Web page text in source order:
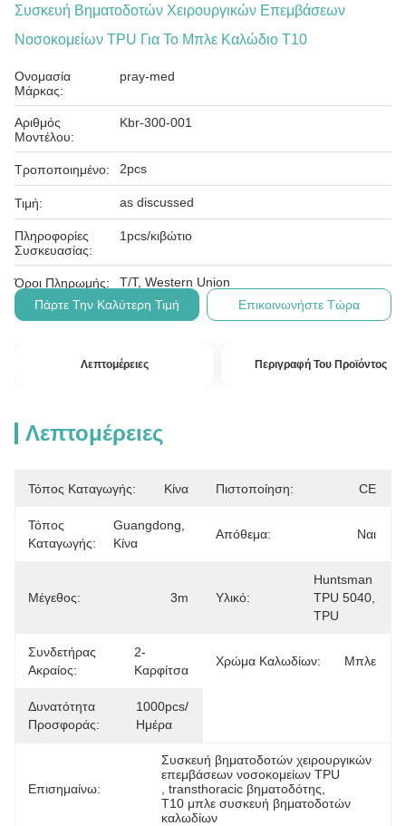
Συσκευή Βηματοδοτών Χειρουργικών Επεμβάσεων
Νοσοκομείων TPU Για Το Μπλε Καλώδιο T10
Ονομασία
Μάρκας:
pray-med
Αριθμός
Μοντέλου:
Kbr-300-001
Τροποποιημένο: 2pcs
Τιμή: as discussed
Πληροφορίες
Συσκευασίας:
1pcs/κιβώτιο
Όροι Πληρωμής:
T/T, Western Union
Πάρτε Την Καλύτερη Τιμή
Επικοινωνήστε Τώρα
Λεπτομέρειες Περιγραφή Του Προϊόντος
Λεπτομέρειες
Τόπος Καταγωγής: Κίνα Πιστοποίηση: CE
Τόπος
Καταγωγής:
Guangdong,
Κίνα
Απόθεμα: Ναι
Μέγεθος: 3m Υλικό:
Huntsman
TPU 5040,
TPU
Συνδετήρας
Ακραίος:
2-
Καρφίτσα
Χρώμα Καλωδίων: Μπλε
Δυνατότητα
Προσφοράς:
1000pcs/
Ημέρα
Επισημαίνω:
Συσκευή βηματοδοτών χειρουργικών
επεμβάσεων νοσοκομείων TPU
, transthoracic βηματοδότης
T10 μπλε συσκευή βηματοδοτών
καλωδίων